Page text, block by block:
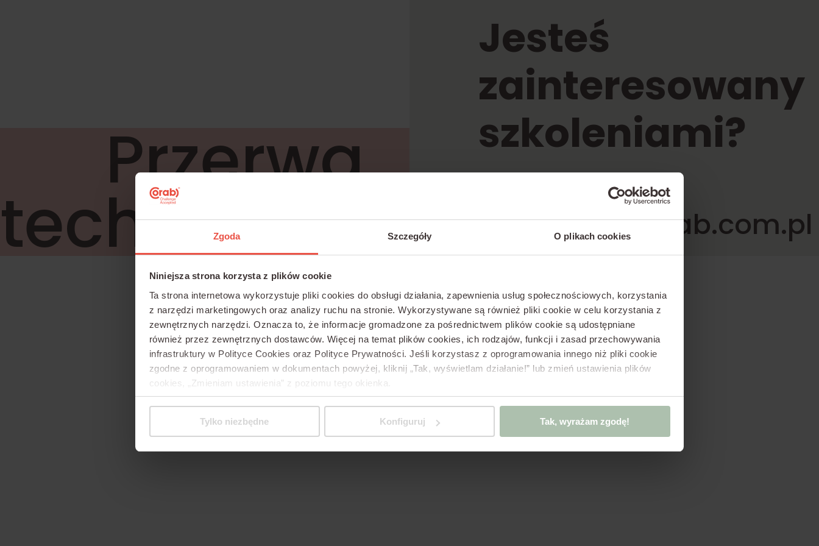
Zgoda Szczegóły O plikach cookies
Niniejsza strona korzysta z plików cookie
Ta strona internetowa wykorzystuje pliki cookies do obsługi działania, zapewnienia usług społecznościowych, korzystania
z narzędzi marketingowych oraz analizy ruchu na stronie. Wykorzystywane są również pliki cookie w celu korzystania z
zewnętrznych narzędzi. Oznacza to, że informacje gromadzone za pośrednictwem plików cookie są udostępniane
również przez zewnętrznych dostawców. Więcej na temat plików cookies, ich rodzajów, funkcji i zasad przechowywania
infrastruktury w Polityce Cookies oraz Polityce Prywatności. Jeśli korzystasz z oprogramowania innego niż pliki cookie
zgodne z oprogramowaniem w dokumentach powyżej, kliknij „Tak, wyświetlam działanie!” lub zmień ustawienia plików
cookies, „Zmieniam ustawienia” z poziomu tego okienka.
Tylko niezbędne Konfiguruj Tak, wyrażam zgodę!
Jesteś
zainteresowany
szkoleniami?
Napisz:
k.bartold@corab.com.pl
Przerwa
techniczna